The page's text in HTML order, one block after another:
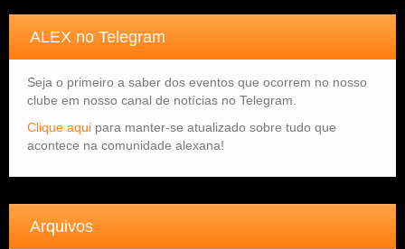
ALEX no Telegram
Seja o primeiro a saber dos eventos que ocorrem no nosso
clube em nosso canal de notícias no Telegram.
Clique aqui para manter-se atualizado sobre tudo que
acontece na comunidade alexana!
Arquivos